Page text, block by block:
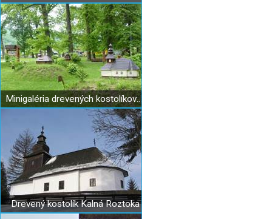
Minigaléria drevených kostolíkov v Uliči
Drevený kostolík Kalná Roztoka